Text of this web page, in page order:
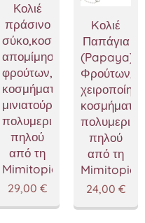
Κολιέ
πράσινο
σύκο,κοσμήματα
απομίμησης
φρούτων,χειροποίητα
κοσμήματα
μινιατούρες
πολυμερικού
πηλού
από τη
Mimitopia
29,00 €
Kολιέ
Παπάγια
Φρούτων,
χειροποίητα
κοσμήματα
πηλού
από τη
Mimitopia
24,00 €